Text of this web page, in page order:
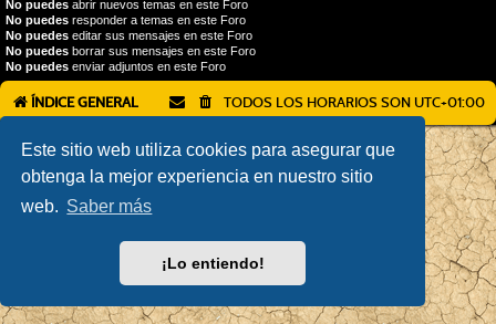
Este sitio web utiliza cookies para asegurar que
obtenga la mejor experiencia en nuestro sitio
web. Saber más
¡Lo entiendo!
No puedes abrir nuevos temas en este Foro
No puedes responder a temas en este Foro
No puedes editar sus mensajes en este Foro
No puedes borrar sus mensajes en este Foro
No puedes enviar adjuntos en este Foro
ÍNDICE GENERAL TODOS LOS HORARIOS SON UTC+01:00
® FORUM SOFTWARE © PHPBB LIMITED
TRADUCCIÓN AL ESPAÑOL POR PHPBB ESPAÑA